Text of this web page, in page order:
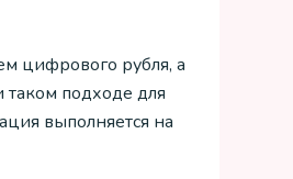
цифрового рубля, а
подходе для
выполняется на